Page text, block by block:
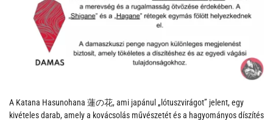
A Katana Hasunohana 蓮の花, ami japánul „lótuszvirágot” jelent, egy
kivételes darab, amely a kovácsolás művészetét és a hagyományos díszítés